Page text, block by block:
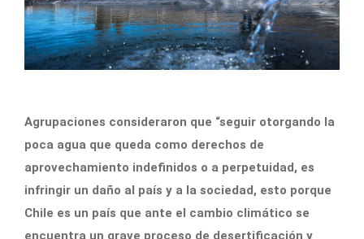
Agrupaciones consideraron que “seguir otorgando la
poca agua que queda como derechos de
aprovechamiento indefinidos o a perpetuidad, es
infringir un daño al país y a la sociedad, esto porque
Chile es un país que ante el cambio climático se
encuentra un grave proceso de desertificación y